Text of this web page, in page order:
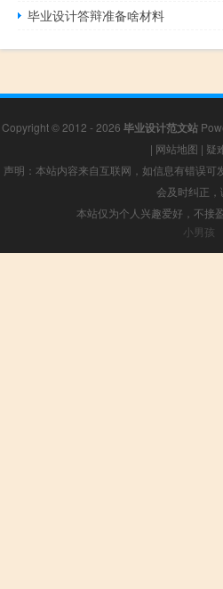
毕业设计答辩准备啥材料
Copyright © 2012 - 2026 毕业设计范文站
| 网站地图 | 疑
声明：本站内容来自互联网，如信息有错误
会及时纠正，
本站仅为个人兴趣爱好，不接
小男孩